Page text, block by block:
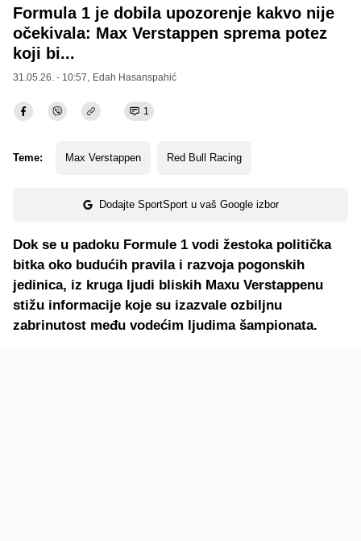
Formula 1 je dobila upozorenje kakvo nije
očekivala: Max Verstappen sprema potez
koji bi...
31.05.26. - 10:57, Edah Hasanspahić
1
Teme: Max Verstappen Red Bull Racing
Dodajte SportSport u vaš Google izbor
Dok se u padoku Formule 1 vodi žestoka politička
bitka oko budućih pravila i razvoja pogonskih
jedinica, iz kruga ljudi bliskih Maxu Verstappenu
stižu informacije koje su izazvale ozbiljnu
zabrinutost među vodećim ljudima šampionata.